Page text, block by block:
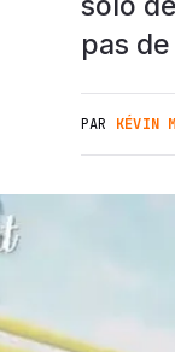
pas
PAR KÉVIN